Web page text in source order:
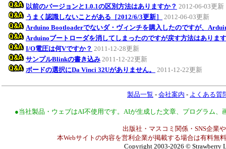
以前のバージョンと1.0.1の区別方法はありますか？ 2012-06-03更新
うまく認識しないことがある［2012/6/3更新］
2012-06-03更新
Arduino Bootloaderでないダ・ヴィンチを購入したのですが、
Arduinoブートローダを消してしまったのですが戻す方法はありま
I/O電圧は何Vですか？ 2011-12-28更新
サンプルBlinkの書き込み 2011-12-22更新
ボードの選択にDa Vinci 32Uがありません。
2011-12-22更新
製品一覧 - 会社案内 - よくある質
●当社製品・ウェブはAI不使用です。AIが生成した文章、プログラム
出版社・マスコミ関係・SNS企業
本Webサイトの内容を営利企業が掲載する場合は有料無
Copyright 2003-2026 © Strawberry